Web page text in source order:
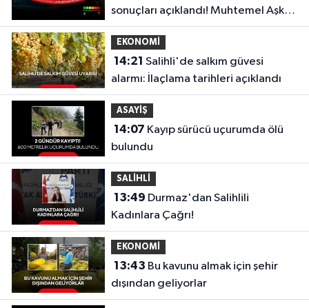
sonuçları açıklandı! Muhtemel Aşk,
Masterchef Türkiye, Recep İvedik
EKONOMİ
14:21
alarmı: İlaçlama tarihleri açıklandı
ASAYİŞ
14:07
bulundu
SALİHLİ
13:49
Kadınlara Çağrı!
EKONOMİ
13:43
dışından geliyorlar